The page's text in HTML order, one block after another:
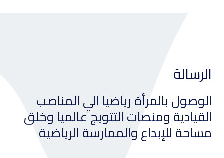
الرسالة
مساحة للإبداع والممارسة الرياضية​